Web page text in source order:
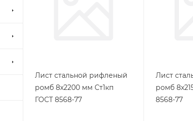
Лист стальной рифленый
ромб 8х2200 мм Ст1кп
ГОСТ 8568-77
Лист
ромб
8568-77